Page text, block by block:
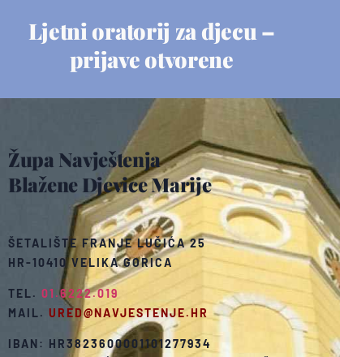
Ljetni oratorij za djecu –
prijave otvorene
Župa Navještenja
Blažene Djevice Marije
ŠETALIŠTE FRANJE LUČIĆA 25
HR-10410 VELIKA GORICA
TEL. 01.6222.019
MAIL. URED@NAVJESTENJE.HR
IBAN: HR3823600001101277934